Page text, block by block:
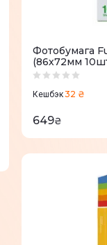
Фотобумага
(86х72мм
Кешбэк32 ₴
649₴